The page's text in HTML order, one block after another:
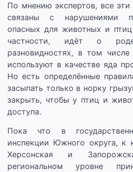
По мнению экспертов, все эти
связаны с нарушениями
опасных для животных и
частности, идёт о
разновидностях, в том
используют в качестве яда
Но есть определённые
засыпать только в норку
закрыть, чтобы у птиц и
доступа.
Пока что в
инспекции Южного округа, к
Херсонская и
региональном уровне